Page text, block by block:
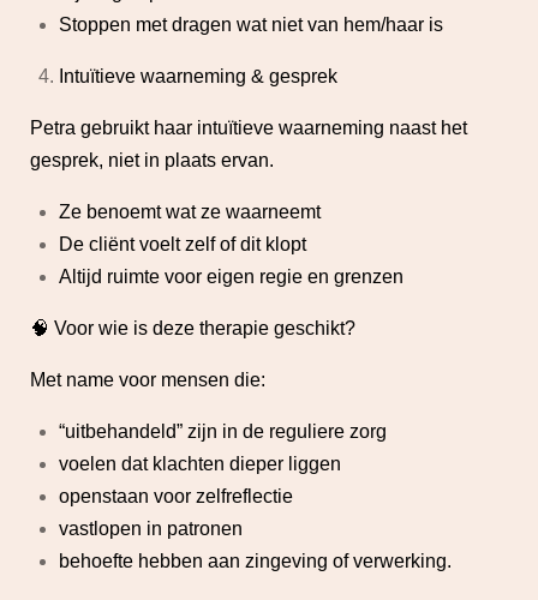
Stoppen met dragen wat niet van hem/haar is
Intuïtieve waarneming & gesprek
Petra gebruikt haar intuïtieve waarneming naast het
gesprek, niet in plaats ervan.
Ze benoemt wat ze waarneemt
De cliënt voelt zelf of dit klopt
Altijd ruimte voor eigen regie en grenzen
🧠 Voor wie is deze therapie geschikt?
Met name voor mensen die:
“uitbehandeld” zijn in de reguliere zorg
voelen dat klachten dieper liggen
openstaan voor zelfreflectie
vastlopen in patronen
behoefte hebben aan zingeving of verwerking.